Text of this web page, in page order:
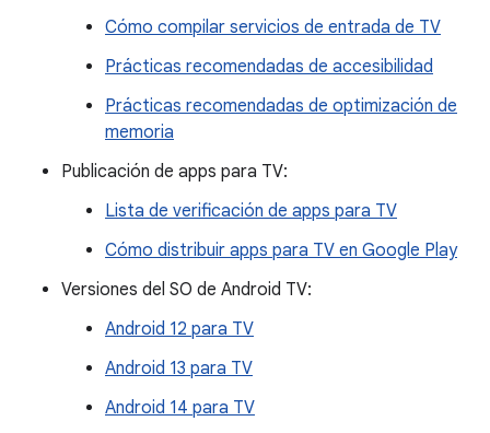
Cómo compilar servicios de entrada de TV
Prácticas recomendadas de accesibilidad
Prácticas recomendadas de optimización de
memoria
Publicación de apps para TV:
Lista de verificación de apps para TV
Cómo distribuir apps para TV en Google Play
Versiones del SO de Android TV:
Android 12 para TV
Android 13 para TV
Android 14 para TV